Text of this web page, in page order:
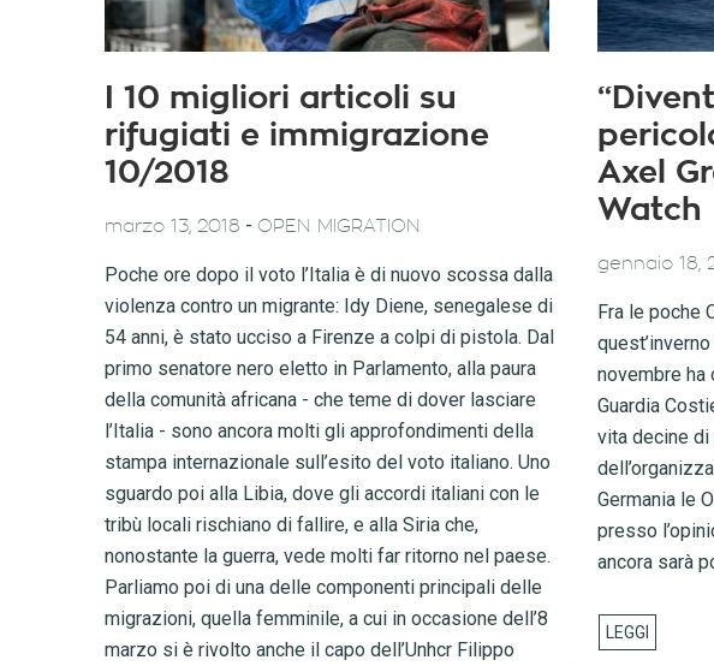
I 10 migliori articoli su
rifugiati e immigrazione
10/2018
marzo 13, 2018 - OPEN MIGRATION
Poche ore dopo il voto l’Italia è di nuovo scossa dalla
violenza contro un migrante: Idy Diene, senegalese di
54 anni, è stato ucciso a Firenze a colpi di pistola. Dal
primo senatore nero eletto in Parlamento, alla paura
della comunità africana - che teme di dover lasciare
l’Italia - sono ancora molti gli approfondimenti della
stampa internazionale sull’esito del voto italiano. Uno
sguardo poi alla Libia, dove gli accordi italiani con le
tribù locali rischiano di fallire, e alla Siria che,
nonostante la guerra, vede molti far ritorno nel paese.
Parliamo poi di una delle componenti principali delle
migrazioni, quella femminile, a cui in occasione dell’8
marzo si è rivolto anche il capo dell’Unhcr Filippo
Axel
Watch
gennaio 18,
Fra le poche
novembre ha
Guardia
vita decine di
Germania le
presso
ancora sarà